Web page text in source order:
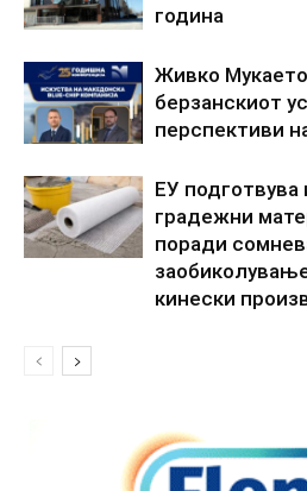
година
Живко
берзанскиот
перспективи
ЕУ подготвува
градежни
поради
кинески